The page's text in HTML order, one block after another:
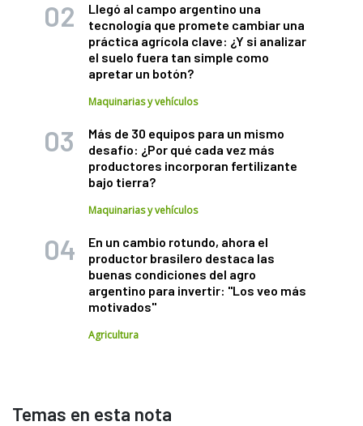
Llegó al campo argentino una
tecnología que promete cambiar una
práctica agrícola clave: ¿Y si analizar
el suelo fuera tan simple como
apretar un botón?
Maquinarias y vehículos
Más de 30 equipos para un mismo
desafío: ¿Por qué cada vez más
productores incorporan fertilizante
bajo tierra?
Maquinarias y vehículos
En un cambio rotundo, ahora el
productor brasilero destaca las
buenas condiciones del agro
argentino para invertir: "Los veo más
motivados"
Agricultura
Temas en esta nota